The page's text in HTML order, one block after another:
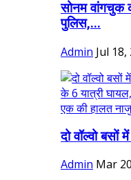
सोनम वांगचुक
पुलिस,...
Admin Jul 18,
दो वॉल्वो
Admin Mar